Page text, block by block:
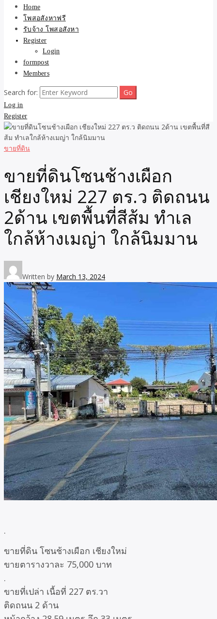
Home
โพสอสังหาฟรี
รับจ้าง โพสอสังหา
Register
Login
formpost
Members
Search for:
Log in
Register
ขายที่ดิน
ขายที่ดินโซนช้างเผือก
เชียงใหม่ 227 ตร.ว ติดถนน
2ด้าน เขตพื้นที่สีส้ม ทำเล
ใกล้ห้างเมญ่า ใกล้นิมมาน
Written by March 13, 2024
.
ขายที่ดิน โซนช้างเผือก เชียงใหม่
ขายตารางวาละ 75,000 บาท
.
ขายที่เปล่า เนื้อที่ 227 ตร.วา
ติดถนน 2 ด้าน